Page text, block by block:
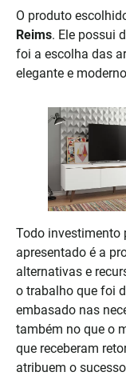
O produto
Reims. Ele possui
foi a escolha das
elegante e
Todo investimento
apresentado é a
alternativas e
o trabalho que foi
embasado nas
também no que o
que receberam
atribuem o